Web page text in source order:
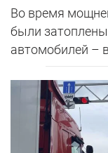
Во время
были
автомобилей –